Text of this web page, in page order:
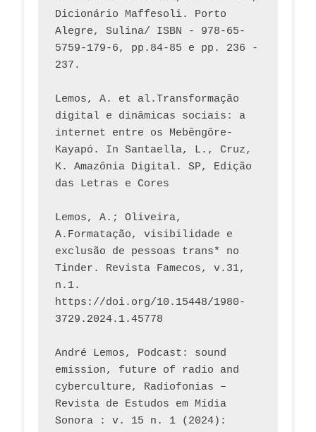
Dicionário Maffesoli. Porto
Alegre, Sulina/ ISBN - 978-65-
5759-179-6, pp.84-85 e pp. 236 -
237.
Lemos, A. et al.Transformação
digital e dinâmicas sociais: a
internet entre os Mebêngôre-
Kayapó. In Santaella, L., Cruz,
K. Amazônia Digital. SP, Edição
das Letras e Cores
Lemos, A.; Oliveira,
A.Formatação, visibilidade e
exclusão de pessoas trans* no
Tinder. Revista Famecos, v.31,
n.1.
https://doi.org/10.15448/1980-
3729.2024.1.45778
André Lemos, Podcast: sound
emission, future of radio and
cyberculture, Radiofonias –
Revista de Estudos em Mídia
Sonora : v. 15 n. 1 (2024):